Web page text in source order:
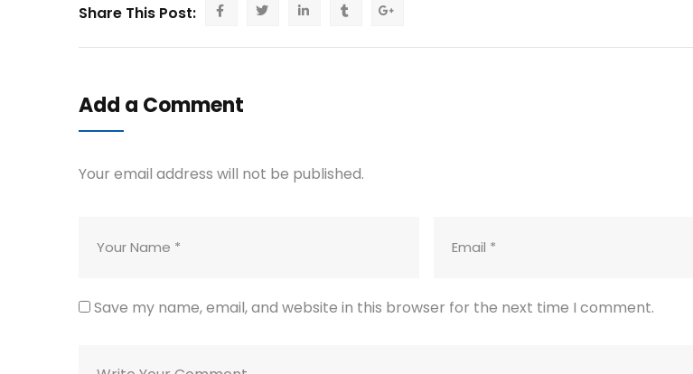
Share This Post:
Add a Comment
Your email address will not be published.
Save my name, email, and website in this browser for the next time I comment.